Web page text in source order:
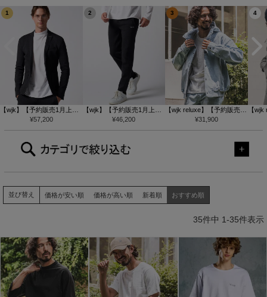
g
o
n
1
【wjk】【予約販売1月上旬
～中旬入荷】function knit ja
cket(jacquard check) ニッ
¥57,200
2
【wjk】【予約販売1月上旬
～中旬入荷】function knit e
asy slacks(jacquard check)
mw08j)
¥46,200
3
【wjk reluxe】【予約販売10
月下旬～11月上旬入荷】 D
enim Hoodie デニムパーカ
¥31,900
4
【
ouble
並び替え 価格が安い順 価格が高い順 新着順 おすすめ順
35件中 1-35件表示